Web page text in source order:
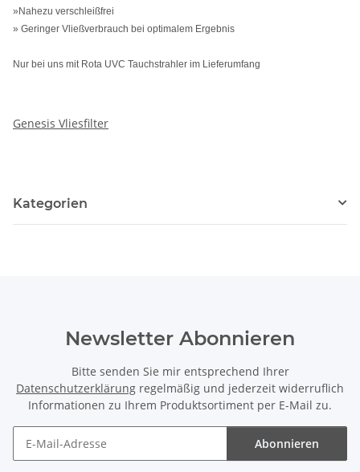
»Nahezu verschleißfrei
» Geringer Vließverbrauch bei optimalem Ergebnis
Nur bei uns mit Rota UVC Tauchstrahler im Lieferumfang
Genesis Vliesfilter
Kategorien
Newsletter Abonnieren
Bitte senden Sie mir entsprechend Ihrer
Datenschutzerklärung regelmäßig und jederzeit widerruflich
Informationen zu Ihrem Produktsortiment per E-Mail zu.
Abonnieren